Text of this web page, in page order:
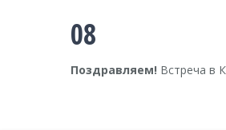
08
Поздравляем! Встреча в